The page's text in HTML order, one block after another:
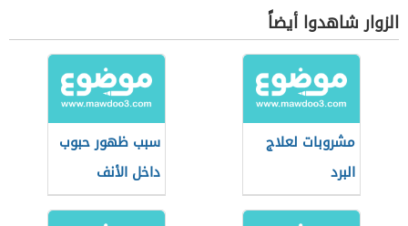
الزوار شاهدوا أيضاً
مشروبات لعلاج
البرد
سبب ظهور حبوب
داخل الأنف